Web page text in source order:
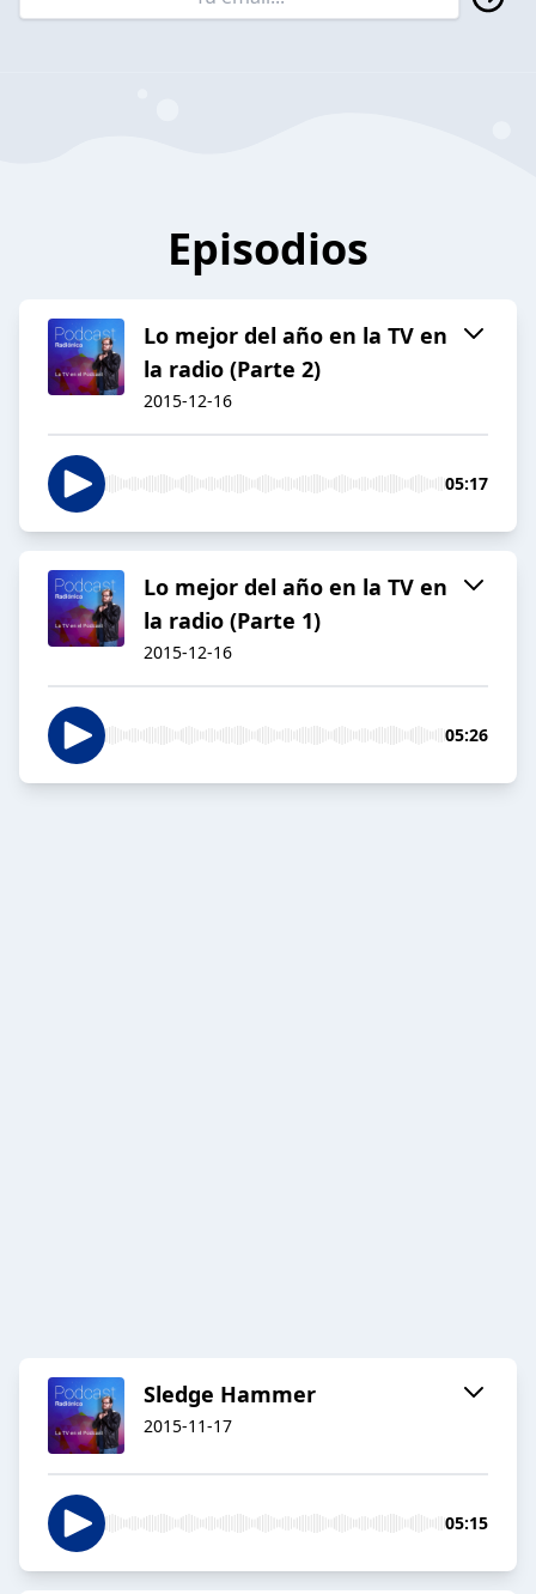
Episodios
Lo mejor del año en la TV en
la radio (Parte 2)
2015-12-16
05:17
Lo mejor del año en la TV en
la radio (Parte 1)
2015-12-16
05:26
Sledge Hammer
2015-11-17
05:15